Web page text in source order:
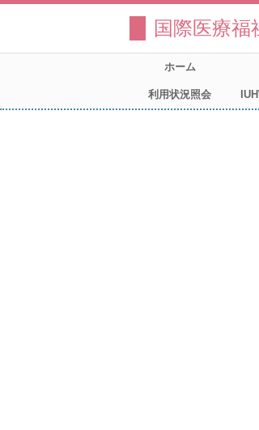
国際医療
ホーム
利用状況照会